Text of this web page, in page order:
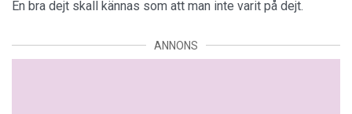
En bra dejt skall kännas som att man inte varit på dejt.
ANNONS